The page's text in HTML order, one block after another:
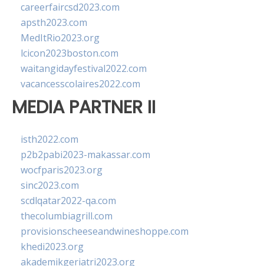
careerfaircsd2023.com
apsth2023.com
MedItRio2023.org
lcicon2023boston.com
waitangidayfestival2022.com
vacancesscolaires2022.com
MEDIA PARTNER II
isth2022.com
p2b2pabi2023-makassar.com
wocfparis2023.org
sinc2023.com
scdlqatar2022-qa.com
thecolumbiagrill.com
provisionscheeseandwineshoppe.com
khedi2023.org
akademikgeriatri2023.org